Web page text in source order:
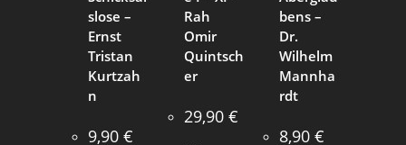
slose –
Ernst
Tristan
Kurtzah
n
9,90€
Rah
Omir
Quintsch
er
29,90 €
bens –
Dr.
Wilhelm
Mannha
rdt
8,90 €